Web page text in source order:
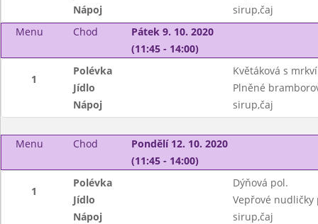
Nápoj
sirup,čaj
Menu
Chod
Pátek 9. 10. 2020
(11:45 - 14:00)
1
Polévka
Květáková s mrkví
Jídlo
Plněné
Nápoj
sirup,čaj
Menu Chod
Pondělí 12. 10. 2020
(11:45 - 14:00)
1
Polévka
Dýňová pol.
Jídlo
Vepřové nudličky
Nápoj
sirup,čaj